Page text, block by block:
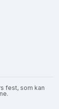
fest, som kan